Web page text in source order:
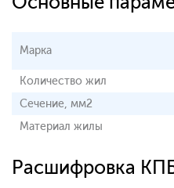
Марка
Количество жил
Сечение, мм2
Материал жилы
Расшифровка